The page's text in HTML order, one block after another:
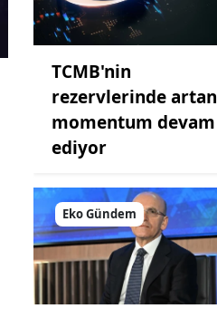
TCMB'nin
rezervlerinde artan
momentum devam
ediyor
Eko Gündem